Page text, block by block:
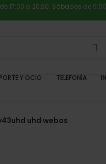
17:00 a 20:30. Sábados de 9:00
Y OCIO TELEFONÍA
uhd webos